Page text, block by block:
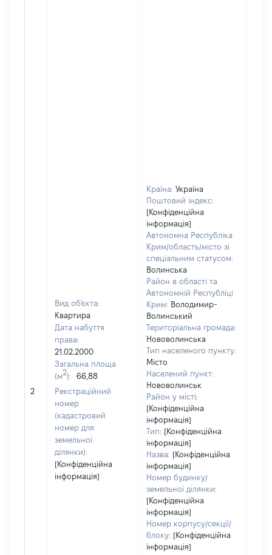
2
Вид об'єкта:
Квартира
Дата набуття
права:
21.02.2000
Загальна площа
(м2):
66,88
Реєстраційний
номер
(кадастровий
номер для
земельної
ділянки):
[Конфіденційна
інформація]
Країна: Україна
Поштовий індекс:
[Конфіденційна
інформація]
Автономна Республіка
Крим/область/місто зі
спеціальним статусом:
Волинська
Район в області та
Автономній Республіці
Крим: Володимир-
Волинський
Територіальна громада:
Нововолинська
Тип населеного пункту:
Місто
Населений пункт:
Нововолинськ
Район у місті:
[Конфіденційна
інформація]
Тип: [Конфіденційна
інформація]
Назва: [Конфіденційна
інформація]
Номер будинку/
земельної ділянки:
[Конфіденційна
інформація]
Номер корпусу/секції/
блоку: [Конфіденційна
інформація]